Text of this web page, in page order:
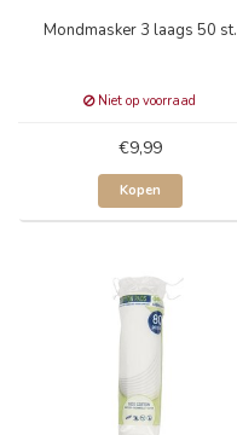
Mondmasker 3 laags 50 st.
Niet op voorraad
€9,99
Kopen